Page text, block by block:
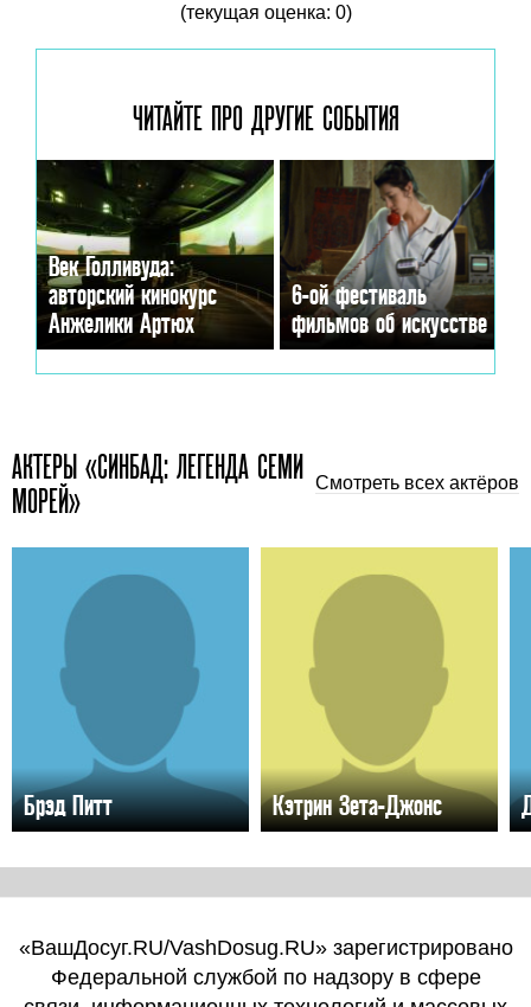
(текущая оценка: 0)
ЧИТАЙТЕ ПРО ДРУГИЕ СОБЫТИЯ
Век Голливуда:
авторский кинокурс
Анжелики Артюх
6-ой фестиваль
фильмов об искусстве
АКТЕРЫ «СИНБАД: ЛЕГЕНДА СЕМИ
МОРЕЙ»
Смотреть всех актёров
Брэд Питт Кэтрин Зета-Джонс
«ВашДосуг.RU/VashDosug.RU» зарегистрировано
Федеральной службой по надзору в сфере